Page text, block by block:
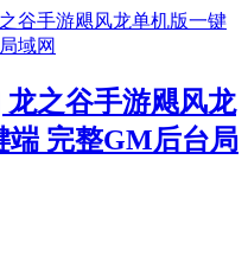
之谷手游飓风龙
端 完整GM后台局